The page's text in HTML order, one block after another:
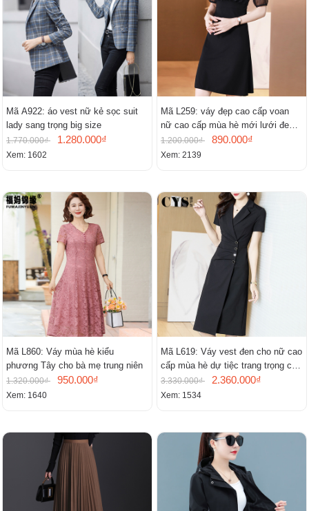
Mã A922: áo vest nữ kẻ sọc suit
lady sang trọng big size
1.770.000₫ 1.280.000₫
Xem: 1602
Mã L259: váy đẹp cao cấp voan
nữ cao cấp mùa hè mới lưới đen
cao cấp khí chất nhỏ tay ngắn
1.200.000₫ 890.000₫
Xem: 2139
Mã L860: Váy mùa hè kiểu
phương Tây cho bà mẹ trung niên
1.320.000₫ 950.000₫
Xem: 1640
Mã L619: Váy vest đen cho nữ cao
cấp mùa hè dự tiệc trang trọng cao
cấp
3.330.000₫ 2.360.000₫
Xem: 1534